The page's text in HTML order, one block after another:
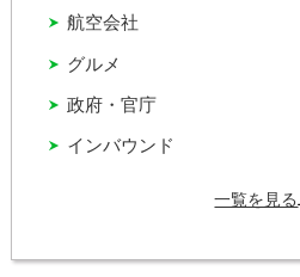
インバウンド
グルメ
政府・官庁
航空会社
一覧を見る